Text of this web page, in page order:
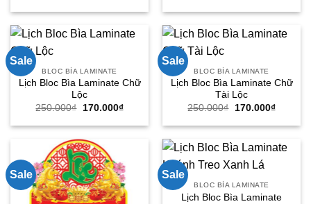
là:
tại
170.000₫.
là:
tại
Sale
BLOC BÌA LAMINATE
Lịch Bloc Bìa Laminate Chữ
Lộc
250.000₫
Giá
là:
170.000₫Giá
tại
170.000₫.
Sale
BLOC BÌA LAMINATE
Lịch Bloc Bìa Laminate Chữ
Tài Lộc
250.000₫
Giá
là:
170.000₫Giá
tại
Sale Sale
BLOC BÌA LAMINATE
Lịch Bloc Bìa Laminate